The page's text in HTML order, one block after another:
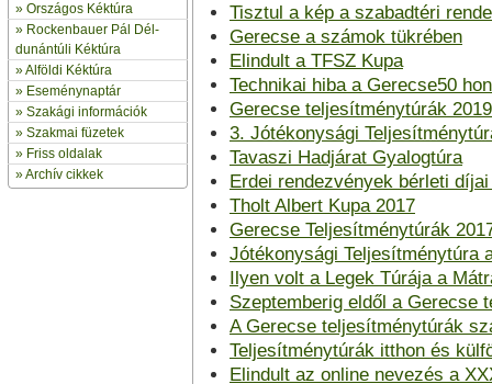
» Országos Kéktúra
» Rockenbauer Pál Dél-
dunántúli Kéktúra
»Alföldi Kéktúra
» Eseménynaptár
» Szakági információk
» Szakmai füzetek
» Friss oldalak
»Archív cikkek
Tisztul a kép a szabadtéri
Gerecse a számok tükrében
Elindult a TFSZ Kupa
Technikai hiba a Gerecse50
Gerecse teljesítménytúrák 2019
3. Jótékonysági
Tavaszi Hadjárat Gyalogtúra
Erdei rendezvények bérleti
Tholt Albert Kupa 2017
Gerecse Teljesítménytúrák
Jótékonysági Teljesítménytúra
Ilyen volt a Legek Túrája a
Szeptemberig eldől a Gerecse
A Gerecse teljesítménytúrák
Teljesítménytúrák itthon és
Elindult az online nevezés a